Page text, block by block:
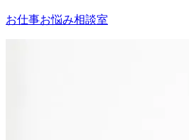
お仕事お悩み相談室